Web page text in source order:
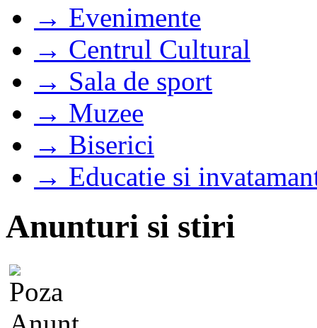
→ Evenimente
→ Centrul Cultural
→ Sala de sport
→ Muzee
→ Biserici
→ Educatie si
Anunturi si stiri